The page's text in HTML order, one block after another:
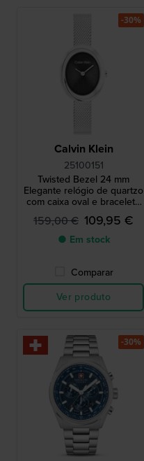
Calvin Klein
25100151
Twisted Bezel 24 mm
Elegante relógio de quartzo
com caixa oval e bracelete
milanesa
159,00 € 109,95 €
● Em stock
Comparar
Ver produto
-30%
-30%